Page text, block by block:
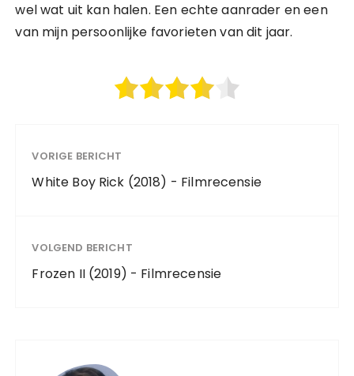
wel wat uit kan halen. Een echte aanrader en een
van mijn persoonlijke favorieten van dit jaar.
VORIGE BERICHT
White Boy Rick (2018) - Filmrecensie
VOLGEND BERICHT
Frozen II (2019) - Filmrecensie